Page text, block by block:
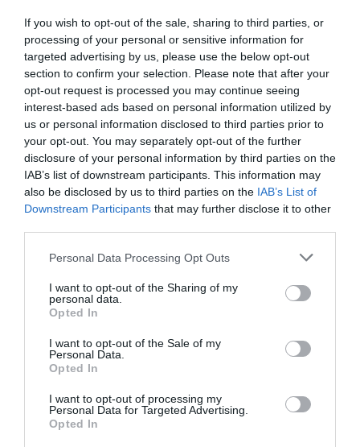
If you wish to opt-out of the sale, sharing to third parties, or
processing of your personal or sensitive information for
targeted advertising by us, please use the below opt-out
section to confirm your selection. Please note that after your
opt-out request is processed you may continue seeing
interest-based ads based on personal information utilized by
us or personal information disclosed to third parties prior to
your opt-out. You may separately opt-out of the further
disclosure of your personal information by third parties on the
IAB’s list of downstream participants. This information may
also be disclosed by us to third parties on the IAB’s List of
Downstream Participants that may further disclose it to other
Please note that this website/app uses one or more Google
not limited to your visit or usage behaviour. You may click to
grant or deny consent to Google and its third-party tags to
use your data for below specified purposes in below Google
consent section.
Personal Data Processing Opt Outs
I want to opt-out of the Sharing of my
personal data.
Opted In
I want to opt-out of the Sale of my
Personal Data.
Opted In
I want to opt-out of processing my
Personal Data for Targeted Advertising.
Opted In
manikűrrel a körmeiden garantált bókok százait fogod
bezsebelni. Válassz ki egy bizonyos színcsaládból
legalább öt különböző színű körömlakkot, és mindegyik
körmödet más színűvel lakkozd ki, a világos árnyalattól a
sötét felé haladva.
Díszítsd a körmeidet körömmatricákkal és
csillámkövekkel
A kézkörmöket ékesítő körömmatricák és kis
csillámkövek minden tekintetet magukra vonzanak.
Különleges alkalmakra akár az összes körmödet is
díszítheted velük. A hétköznapokon viszont sokszor már
egy hangsúlyos, díszes köröm is különlegessé teszi az
érhetsz el azzal, ha a gyűrűsujjad körmét díszíted velük.
Forrás: Activebeauty
Megosztás: Facebook Twitter Pinterest
Korábbi bejegyzések Következő bejegyzés